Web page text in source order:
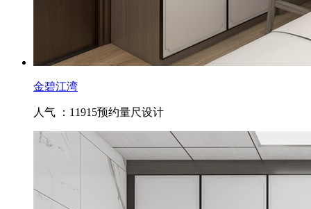
金碧江湾
人气 ：11915预约量尺设计